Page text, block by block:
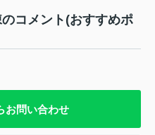
コメント(おすすめポ
お問い合わせ